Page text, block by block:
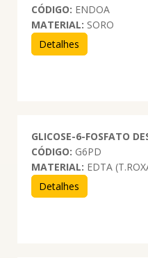
CÓDIGO: ENDOA
MATERIAL: SORO
Detalhes
GLICOSE-6-FOSFATO
CÓDIGO: G6PD
MATERIAL: EDTA
Detalhes